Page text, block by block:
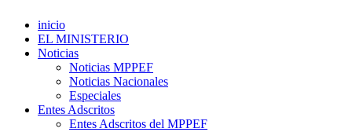
inicio
EL MINISTERIO
Noticias
Noticias MPPEF
Noticias Nacionales
Especiales
Entes Adscritos
Entes Adscritos del MPPEF